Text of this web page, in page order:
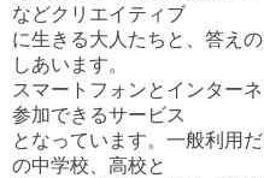
などクリエイティブ
に生きる大人たちと、答え
しあいます。
スマートフォンとインター
参加できるサービス
となっています。一般利用
の中学校、高校と